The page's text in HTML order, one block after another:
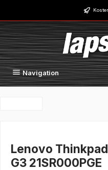
Zum Hauptinhalt springen
Navigation
Lenovo
G3 21SR000PGE